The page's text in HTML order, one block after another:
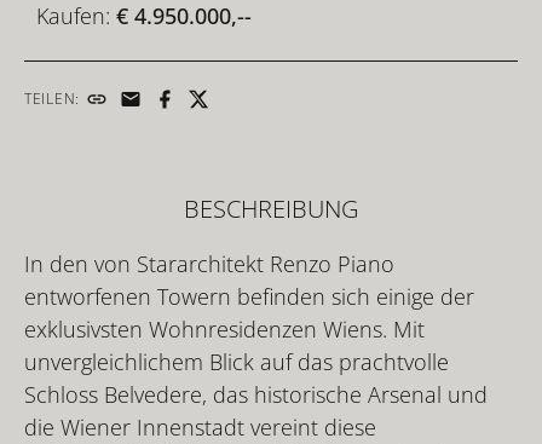
Kaufen: € 4.950.000,--
TEILEN:
BESCHREIBUNG
In den von Stararchitekt Renzo Piano
entworfenen Towern befinden sich einige der
exklusivsten Wohnresidenzen Wiens. Mit
unvergleichlichem Blick auf das prachtvolle
Schloss Belvedere, das historische Arsenal und
die Wiener Innenstadt vereint diese